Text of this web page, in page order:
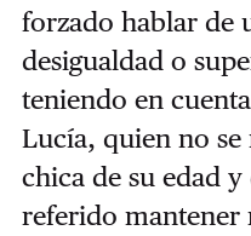
forzado hablar de
desigualdad o
teniendo en
Lucía, quien no
chica de su edad
referido mantener